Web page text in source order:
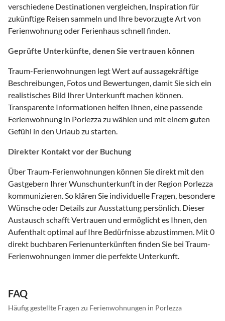
verschiedene Destinationen vergleichen, Inspiration für
zukünftige Reisen sammeln und Ihre bevorzugte Art von
Ferienwohnung oder Ferienhaus schnell finden.
Geprüfte Unterkünfte, denen Sie vertrauen können
Traum-Ferienwohnungen legt Wert auf aussagekräftige
Beschreibungen, Fotos und Bewertungen, damit Sie sich ein
realistisches Bild Ihrer Unterkunft machen können.
Transparente Informationen helfen Ihnen, eine passende
Ferienwohnung in Porlezza zu wählen und mit einem guten
Gefühl in den Urlaub zu starten.
Direkter Kontakt vor der Buchung
Über Traum-Ferienwohnungen können Sie direkt mit den
Gastgebern Ihrer Wunschunterkunft in der Region Porlezza
kommunizieren. So klären Sie individuelle Fragen, besondere
Wünsche oder Details zur Ausstattung persönlich. Dieser
Austausch schafft Vertrauen und ermöglicht es Ihnen, den
Aufenthalt optimal auf Ihre Bedürfnisse abzustimmen. Mit 0
direkt buchbaren Ferienunterkünften finden Sie bei Traum-
Ferienwohnungen immer die perfekte Unterkunft.
FAQ
Häufig gestellte Fragen zu Ferienwohnungen in Porlezza